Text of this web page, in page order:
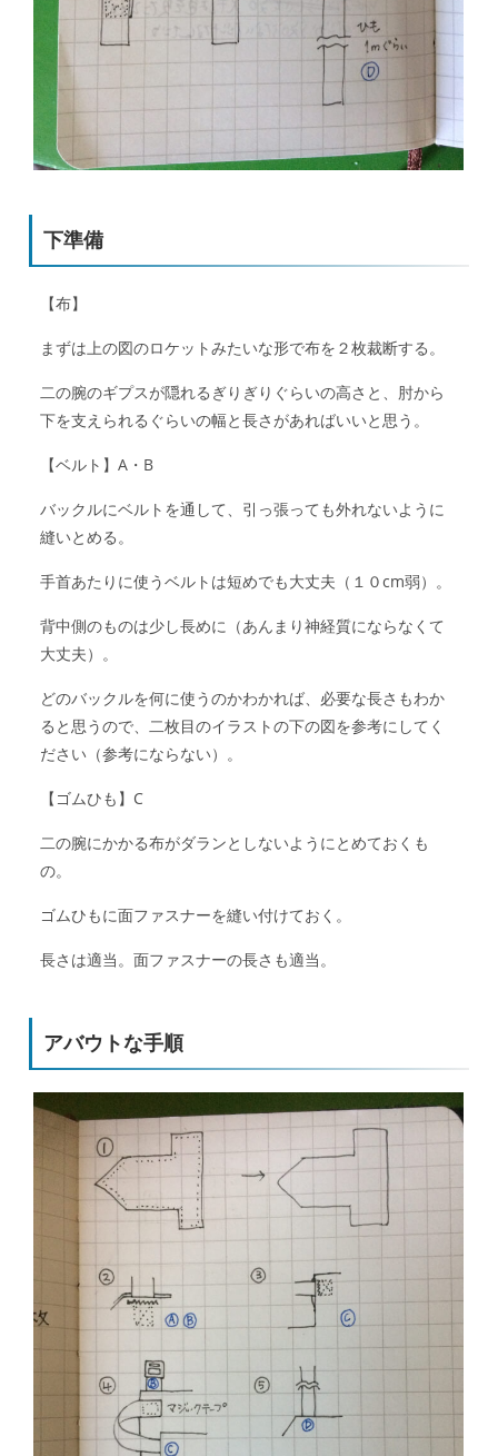
下準備
【布】
まずは上の図のロケットみたいな形で布を２枚裁断する。
二の腕のギプスが隠れるぎりぎりぐらいの高さと、肘から
下を支えられるぐらいの幅と長さがあればいいと思う。
【ベルト】A・B
バックルにベルトを通して、引っ張っても外れないように
縫いとめる。
手首あたりに使うベルトは短めでも大丈夫（１０cm弱）。
背中側のものは少し長めに（あんまり神経質にならなくて
大丈夫）。
どのバックルを何に使うのかわかれば、必要な長さもわか
ると思うので、二枚目のイラストの下の図を参考にしてく
ださい（参考にならない）。
【ゴムひも】C
二の腕にかかる布がダランとしないようにとめておくも
の。
ゴムひもに面ファスナーを縫い付けておく。
長さは適当。面ファスナーの長さも適当。
アバウトな手順